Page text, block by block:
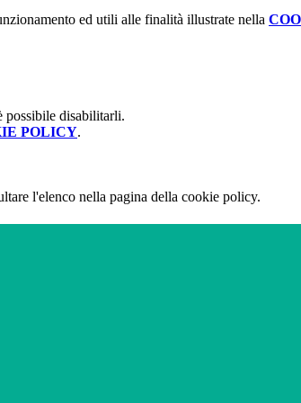
ed utili alle finalità illustrate nella
possibile disabilitarli.
POLICY.
l'elenco nella pagina della cookie policy.